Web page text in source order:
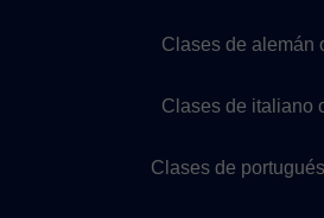
Clases de alemán
Clases de italiano
Clases de